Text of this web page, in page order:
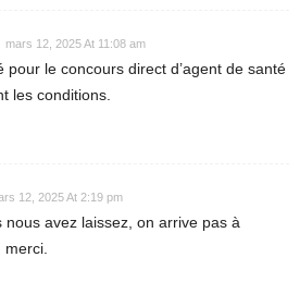
mars 12, 2025 At 11:08 am
pour le concours direct d’agent de santé
les conditions.
12, 2025 At 2:19 pm
nous avez laissez, on arrive pas à
merci.